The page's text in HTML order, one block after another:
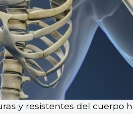
y resistentes del cuerpo